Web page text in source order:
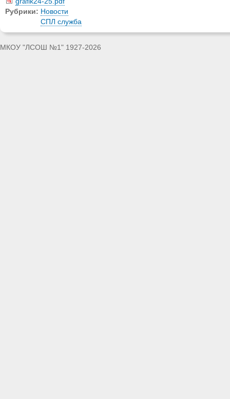
Рубрики: Новости
СПЛ служба
МКОУ "ЛСОШ №1" 1927-2026